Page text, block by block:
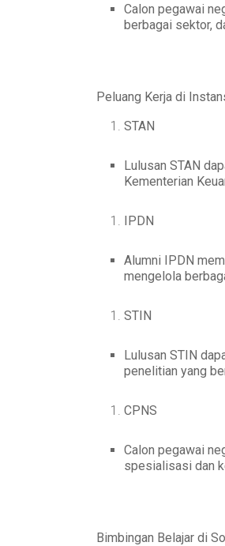
Calon pegawai
berbagai sektor,
Peluang Kerja di
STAN
Lulusan STAN
Kementerian
IPDN
Alumni IPDN
mengelola
STIN
Lulusan STIN
penelitian yang
CPNS
Calon pegawai
spesialisasi dan
Bimbingan Belajar di